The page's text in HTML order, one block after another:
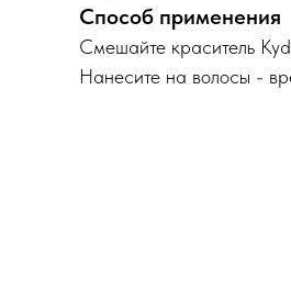
Способ применения
Смешайте краситель
Нанесите на волосы -